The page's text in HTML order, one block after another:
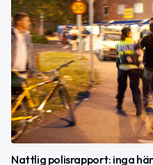
Nattlig polisrapport: inga